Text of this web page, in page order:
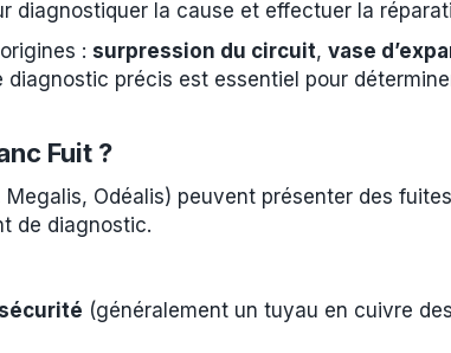
diagnostiquer la cause et effectuer la
: surpression du circuit, vase
diagnostic précis est essentiel pour
Fuit ?
Odéalis) peuvent présenter des
de diagnostic.
(généralement un tuyau en cuivre